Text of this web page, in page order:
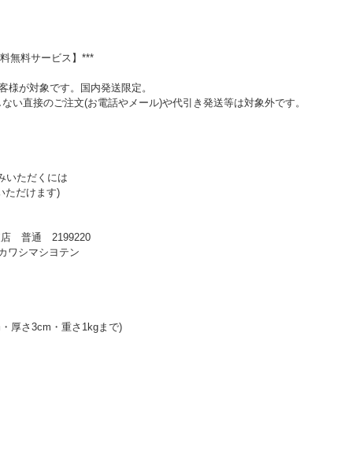
無料サービス】***
様が対象です。国内発送限定。
い直接のご注文(お電話やメール)や代引き発送等は対象外です。
いただくには
だけます)
店 普通 2199220
ワシマシヨテン
厚さ3cm・重さ1kgまで)